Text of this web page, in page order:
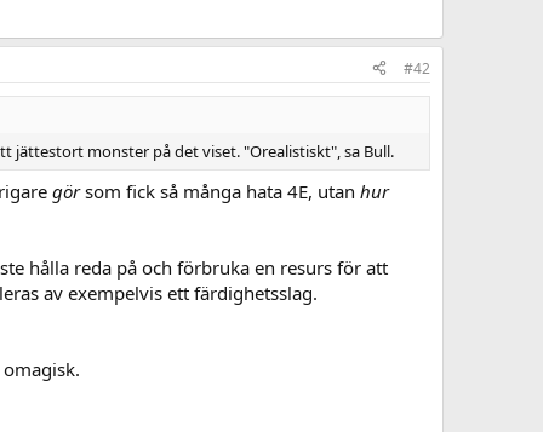
#42
jättestort monster på det viset. "Orealistiskt", sa Bull.
görsom fick så många hata 4E, utan hur
hålla reda på och förbruka en resurs för att
av exempelvis ett färdighetsslag.